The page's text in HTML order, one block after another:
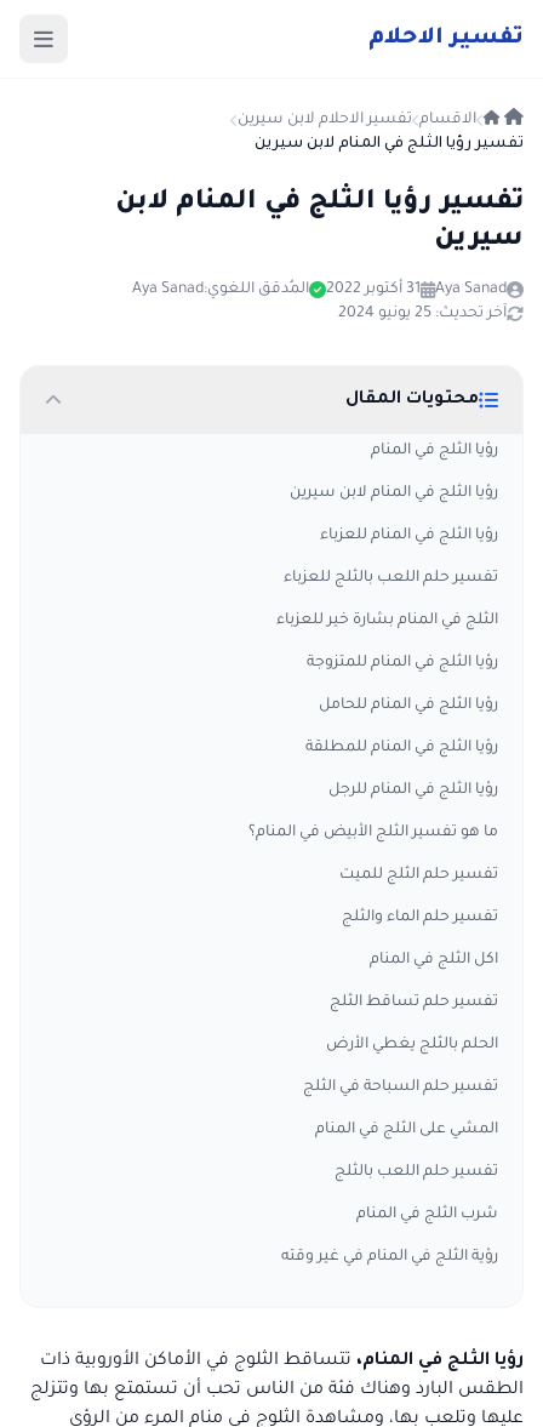
تفسير الاحلام
الاقسام تفسير الاحلام لابن سيرين
تفسير رؤيا الثلج في المنام لابن سيرين
تفسير رؤيا الثلج في المنام لابن
سيرين
Aya Sanad 31 أكتوبر 2022 المُدقق اللغوي:Aya Sanad
آخر تحديث: 25 يونيو 2024
محتويات المقال
رؤيا الثلج في المنام
رؤيا الثلج في المنام لابن سيرين
رؤيا الثلج في المنام للعزباء
تفسير حلم اللعب بالثلج للعزباء
الثلج في المنام بشارة خير للعزباء
رؤيا الثلج في المنام للمتزوجة
رؤيا الثلج في المنام للحامل
رؤيا الثلج في المنام للمطلقة
رؤيا الثلج في المنام للرجل
ما هو تفسير الثلج الأبيض في المنام؟
تفسير حلم الثلج للميت
تفسير حلم الماء والثلج
اكل الثلج في المنام
تفسير حلم تساقط الثلج
الحلم بالثلج يغطي الأرض
تفسير حلم السباحة في الثلج
المشي على الثلج في المنام
تفسير حلم اللعب بالثلج
شرب الثلج في المنام
رؤية الثلج في المنام في غير وقته
رؤيا الثلج في المنام، تتساقط الثلوج في الأماكن الأوروبية ذات
الطقس البارد وهناك فئة من الناس تحب أن تستمتع بها وتتزلج
عليها وتلعب بها، ومشاهدة الثلوج في منام المرء من الرؤى